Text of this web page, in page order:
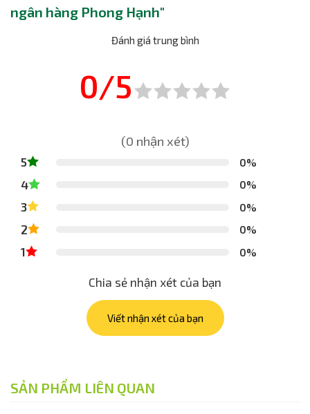
ngân hàng Phong Hạnh"
Đánh giá trung bình
0/5
(0 nhận xét)
5 0%
4 0%
3 0%
2 0%
1 0%
Chia sẻ nhận xét của bạn
Viết nhận xét của bạn
SẢN PHẨM LIÊN QUAN